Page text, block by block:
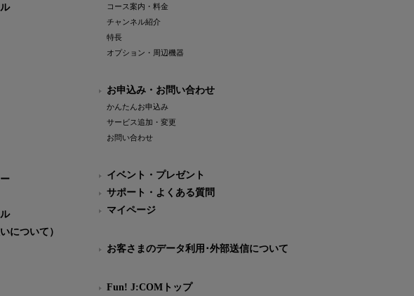
について）
コース案内・料金
チャンネル紹介
特長
オプション・周辺機器
お申込み・お問い合わせ
かんたんお申込み
サービス追加・変更
お問い合わせ
イベント・プレゼント
サポート・よくある質問
マイページ
お客さまのデータ利用･外部送信について
Fun! J:COMトップ